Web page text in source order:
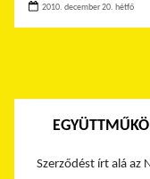
2010. december 20. hétfő
Szerződést írt alá az